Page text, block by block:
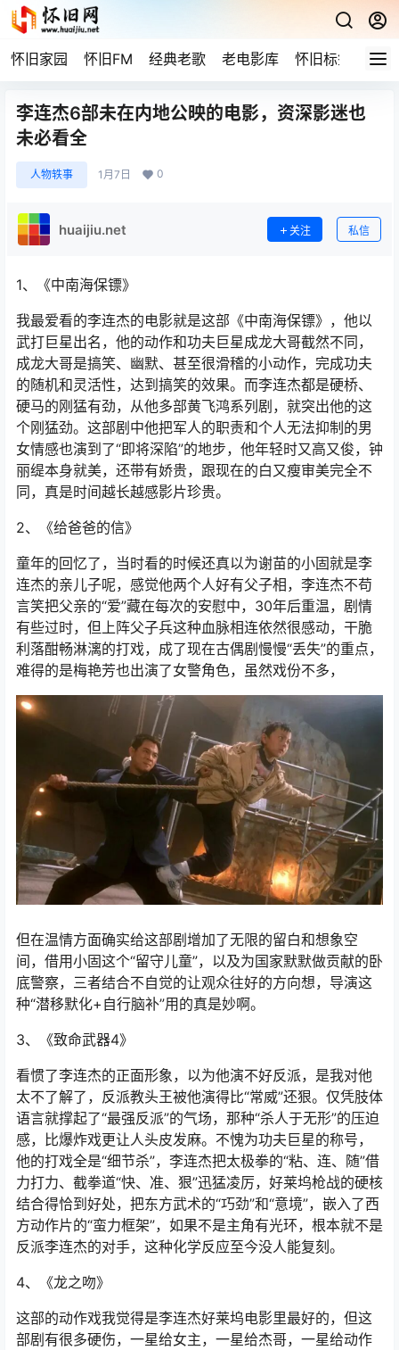
怀旧家园 怀旧FM 经典老歌 老电影库 怀旧标签 网
李连杰6部未在内地公映的电影，资深影迷也
未必看全
人物轶事 1月7日 0
huaijiu.net 关注 私信
1、《中南海保镖》
我最爱看的李连杰的电影就是这部《中南海保镖》，他以
武打巨星出名，他的动作和功夫巨星成龙大哥截然不同，
成龙大哥是搞笑、幽默、甚至很滑稽的小动作，完成功夫
的随机和灵活性，达到搞笑的效果。而李连杰都是硬桥、
硬马的刚猛有劲，从他多部黄飞鸿系列剧，就突出他的这
个刚猛劲。这部剧中他把军人的职责和个人无法抑制的男
女情感也演到了“即将深陷”的地步，他年轻时又高又俊，钟
丽缇本身就美，还带有娇贵，跟现在的白又瘦审美完全不
同，真是时间越长越感影片珍贵。
2、《给爸爸的信》
童年的回忆了，当时看的时候还真以为谢苗的小固就是李
连杰的亲儿子呢，感觉他两个人好有父子相，李连杰不苟
言笑把父亲的“爱”藏在每次的安慰中，30年后重温，剧情
有些过时，但上阵父子兵这种血脉相连依然很感动，干脆
利落酣畅淋漓的打戏，成了现在古偶剧慢慢“丢失”的重点，
难得的是梅艳芳也出演了女警角色，虽然戏份不多，
但在温情方面确实给这部剧增加了无限的留白和想象空
间，借用小固这个“留守儿童”，以及为国家默默做贡献的卧
底警察，三者结合不自觉的让观众往好的方向想，导演这
种“潜移默化+自行脑补”用的真是妙啊。
3、《致命武器4》
看惯了李连杰的正面形象，以为他演不好反派，是我对他
太不了解了，反派教头王被他演得比“常威”还狠。仅凭肢体
语言就撑起了“最强反派”的气场，那种“杀人于无形”的压迫
感，比爆炸戏更让人头皮发麻。不愧为功夫巨星的称号，
他的打戏全是“细节杀”，李连杰把太极拳的“粘、连、随”借
力打力、截拳道“快、准、狠”迅猛凌厉，好莱坞枪战的硬核
结合得恰到好处，把东方武术的“巧劲”和“意境”，嵌入了西
方动作片的“蛮力框架”，如果不是主角有光环，根本就不是
反派李连杰的对手，这种化学反应至今没人能复刻。
4、《龙之吻》
这部的动作戏我觉得是李连杰好莱坞电影里最好的，但这
部剧有很多硬伤，一星给女主，一星给杰哥，一星给动作